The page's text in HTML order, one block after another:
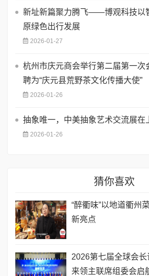
新址新篇聚力腾飞——博观科技以
原绿色出行发展
2026-01-27
杭州市庆元商会举行第二届第一次
聘为“庆元县荒野茶文化传播大使”
2026-01-26
抽象唯一，中美抽象艺术交流展在
2026-01-26
猜你喜欢
“醉衢味”以地道衢州
新亮点
2026第七届全球会
来领主联席组委会启